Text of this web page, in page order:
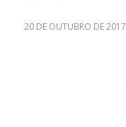
20 DE OUTUBRO DE 2017